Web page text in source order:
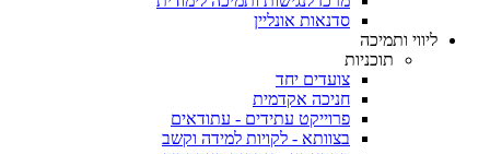
סדנאות אונליין
ליווי ותמיכה
תוכניות
צועדים יחד
חניכה אקדמית
פרוייקט עתידים - עתודאים
בצוותא - לקויות למידה וקשב